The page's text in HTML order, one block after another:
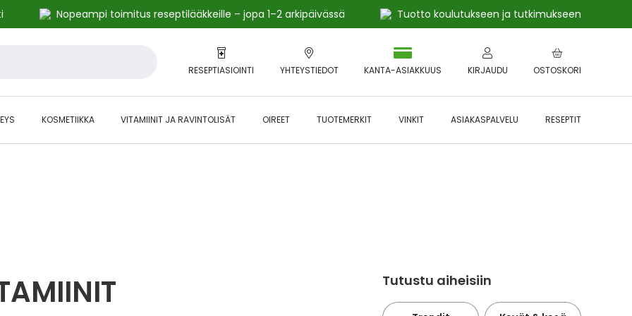
Nopeampi toimitus reseptilääkkeille – jopa 1–2 arkipäivässä
Tuotto koulutukseen ja tutkimukseen
RESEPTIASIOINTI YHTEYSTIEDOT OSTOSKORI
KANTA-ASIAKKUUS KIRJAUDU
KOSMETIIKKA VITAMIINIT JA RAVINTOLISÄT OIREET TUOTEMERKIT VINKIT ASIAKASPALVELU RESEPTIT
Tutustu aiheisiin